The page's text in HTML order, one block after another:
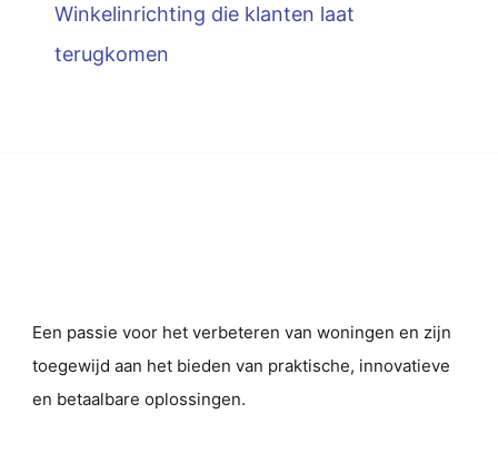
Winkelinrichting die klanten laat
terugkomen
Een passie voor het verbeteren van woningen en zijn
toegewijd aan het bieden van praktische, innovatieve
en betaalbare oplossingen.